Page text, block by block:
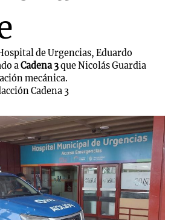
de Urgencias, Eduardo
aCadena 3que Nicolás Guardia
mecánica.
Cadena 3